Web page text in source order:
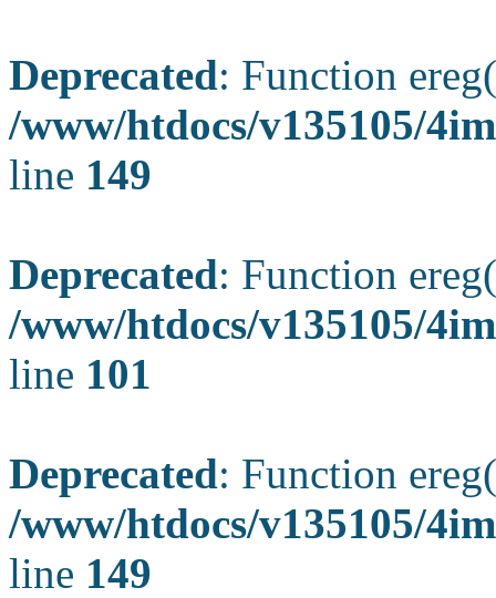
Deprecated: Function
/www/htdocs/v135105/
line 149
Deprecated: Function
/www/htdocs/v135105/
line 101
Deprecated: Function
/www/htdocs/v135105/
line 149